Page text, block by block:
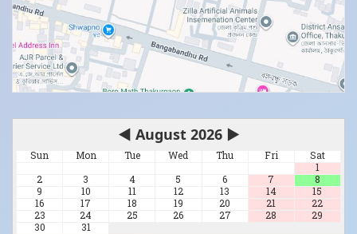
◀ August 2026 ▶
Sun Mon Tue Wed Thu Fri
Sat
1
2
3 4 5 6 7
8
9
10 11 12 13 14
15
16
17 18 19 20 21
22
23
24 25 26 27 28
29
30
31